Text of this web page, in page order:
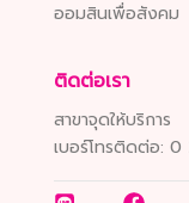
ออมสินเพื่อสังคม
ติดต่อเรา
สาขาจุดให้บริการ
เบอร์โทรติดต่อ: 0